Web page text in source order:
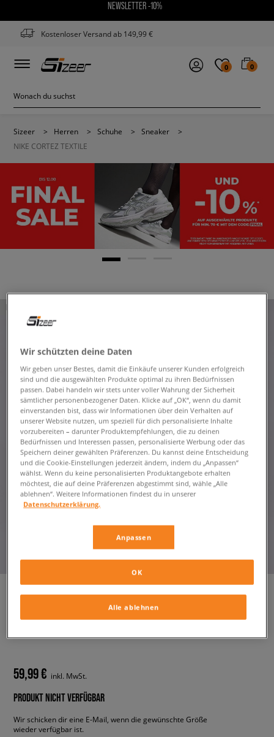
NEWSLETTER -10%
Kostenloser Versand ab 149,99 €
0 0
Sizeer > Herren > Schuhe > Sneaker
>
NIKE CORTEZ TEXTILE
PRODUKT NICHT VERFÜGBAR
NIKE CORTEZ TEXTILE
59,99 € inkl. MwSt.
PRODUKT NICHT VERFÜGBAR
Wir schicken dir eine E-Mail, wenn die gewünschte Größe
wieder verfügbar ist.
Wir schützten deine Daten
Wir geben unser Bestes, damit die Einkäufe unserer Kunden erfolgreich
sind und die ausgewählten Produkte optimal zu ihren Bedürfnissen
passen. Dabei handeln wir stets unter voller Wahrung der Sicherheit
sämtlicher personenbezogener Daten. Klicke auf „OK“, wenn du damit
einverstanden bist, dass wir Informationen über dein Verhalten auf
unserer Website nutzen, um speziell für dich personalisierte Inhalte
vorzubereiten – darunter Produktempfehlungen, die zu deinen
Bedürfnissen und Interessen passen, personalisierte Werbung oder das
Speichern deiner gewählten Präferenzen. Du kannst deine Entscheidung
und die Cookie-Einstellungen jederzeit ändern, indem du „Anpassen“
wählst. Wenn du keine personalisierten Produktangebote erhalten
möchtest, die auf deine Präferenzen abgestimmt sind, wähle „Alle
ablehnen“. Weitere Informationen findest du in unserer
Datenschutzerklärung.
Anpassen
Alle ablehnen
OK